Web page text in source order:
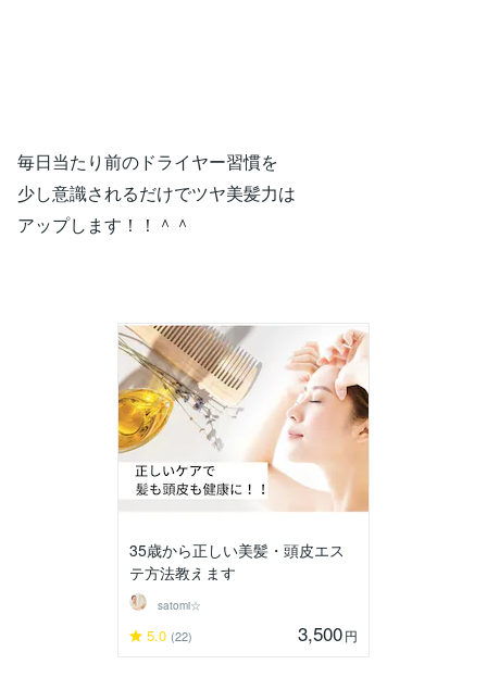
毎日当たり前のドライヤー習慣を
少し意識されるだけでツヤ美髪力は
アップします！！＾＾
35歳から正しい美髪・頭皮エス
テ方法教えます
satomi☆
5.0 (22) 3,500円